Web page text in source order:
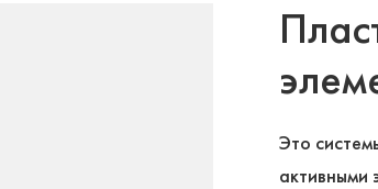
Это
активными